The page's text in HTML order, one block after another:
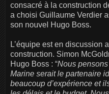
consacré à la construction
a choisi Guillaume Verdier
son nouvel Hugo Boss.
L’équipe est en discussion
construction. Simon
Hugo Boss : “Nous
Marine serait le partenaire
beaucoup d’expérience et